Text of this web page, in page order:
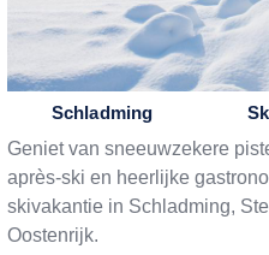
Schladming
Geniet van sneeuwzekere
après-ski en heerlijke
skivakantie in Schladming,
Oostenrijk.